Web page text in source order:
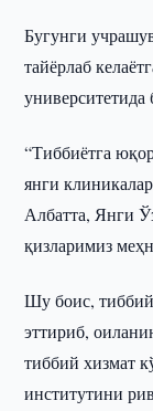
Бугунги
тайёрлаб
университетида
“Тиббиётга
янги
Албатта, Янги
қизларимиз
Шу боис,
эттириб,
тиббий хизмат
институтини